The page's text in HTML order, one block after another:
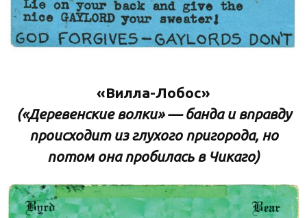
«Вилла-Лобос»
(«Деревенские волки» — банда и вправду
происходит из глухого пригорода, но
потом она пробилась в Чикаго)